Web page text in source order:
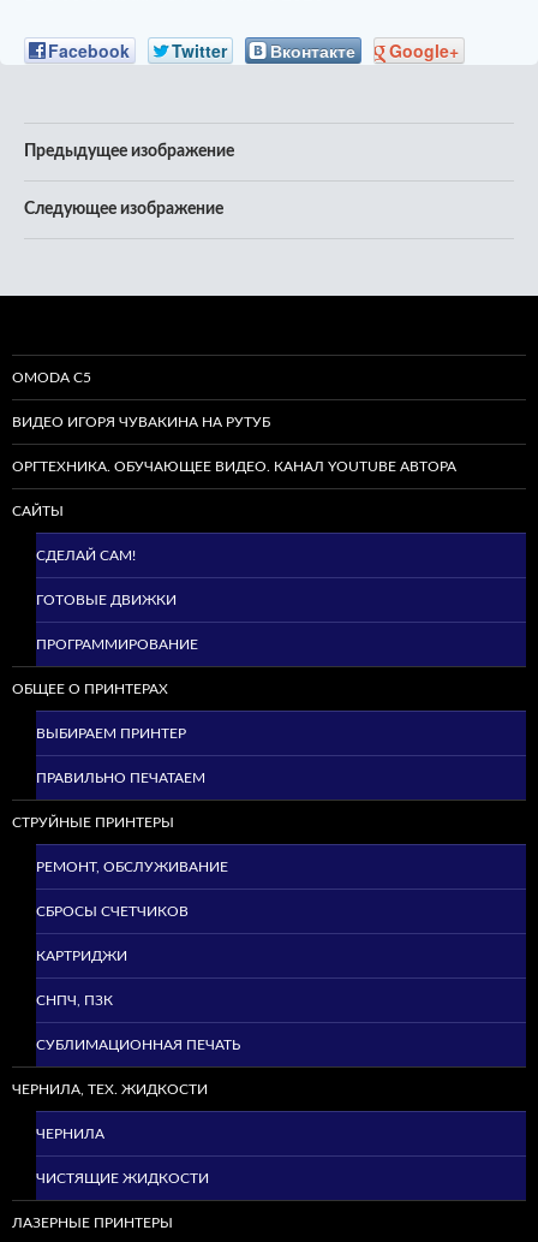
Facebook Twitter Вконтакте Google+
Предыдущее изображение
Следующее изображение
OMODA C5
ВИДЕО ИГОРЯ ЧУВАКИНА НА РУТУБ
ОРГТЕХНИКА. ОБУЧАЮЩЕЕ ВИДЕО. КАНАЛ YOUTUBE АВТОРА
САЙТЫ
СДЕЛАЙ САМ!
ГОТОВЫЕ ДВИЖКИ
ПРОГРАММИРОВАНИЕ
ОБЩЕЕ О ПРИНТЕРАХ
ВЫБИРАЕМ ПРИНТЕР
ПРАВИЛЬНО ПЕЧАТАЕМ
СТРУЙНЫЕ ПРИНТЕРЫ
РЕМОНТ, ОБСЛУЖИВАНИЕ
СБРОСЫ СЧЕТЧИКОВ
КАРТРИДЖИ
СНПЧ, ПЗК
СУБЛИМАЦИОННАЯ ПЕЧАТЬ
ЧЕРНИЛА, ТЕХ. ЖИДКОСТИ
ЧЕРНИЛА
ЧИСТЯЩИЕ ЖИДКОСТИ
ЛАЗЕРНЫЕ ПРИНТЕРЫ